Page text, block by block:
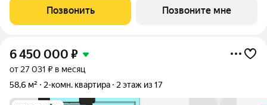
объединили заводскую точность конструкций, современную
архитектуру и уникальное расположение в экологически
Позвонить Позвоните мне
6 450 000 ₽
от 27 031 ₽ в месяц
58,6 м²
2-комн. квартира 2 этаж из 17